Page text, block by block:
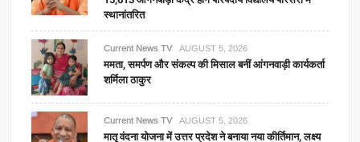
स्थानांतरित
Current News TV AUGUST 5, 2026
ममता, समर्पण और संकल्प की मिसाल बनीं आंगनवाड़ी कार्यकर्ता
शर्मिला ठाकुर
Current News TV AUGUST 5, 2026
मातृ वंदना योजना में उत्तर प्रदेश ने बनाया नया कीर्तिमान, लक्ष्य